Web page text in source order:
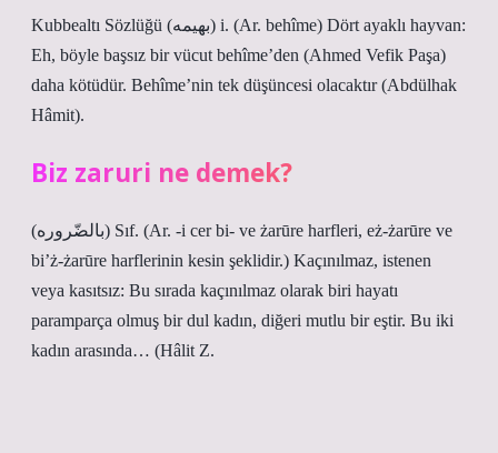
Kubbealtı Sözlüğü (ﺑﻬﻴﻤﻪ) i. (Ar. behîme) Dört ayaklı hayvan:
Eh, böyle başsız bir vücut behîme’den (Ahmed Vefik Paşa)
daha kötüdür. Behîme’nin tek düşüncesi olacaktır (Abdülhak
Hâmit).
Biz zaruri ne demek?
(ﺑﺎﻟﻀّﺮﻭﺭﻩ) Sıf. (Ar. -i cer bi- ve żarūre harfleri, eż-żarūre ve
bi’ż-żarūre harflerinin kesin şeklidir.) Kaçınılmaz, istenen
veya kasıtsız: Bu sırada kaçınılmaz olarak biri hayatı
paramparça olmuş bir dul kadın, diğeri mutlu bir eştir. Bu iki
kadın arasında… (Hâlit Z.